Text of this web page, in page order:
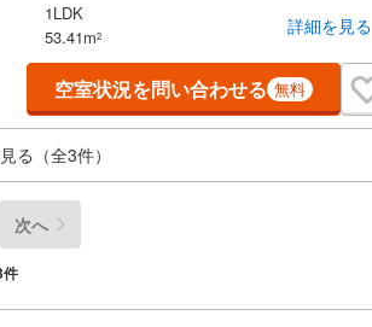
1LDK
53.41m2 詳細を見る
空室状況を問い合わせる 無料
る（全3件）
次へ
件